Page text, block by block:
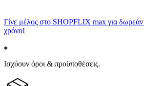
Γίνε μέλος στο SHOPFLIX max για δωρεάν
χρόνο!
Ισχύουν όροι & προϋποθέσεις.